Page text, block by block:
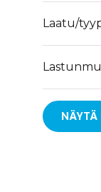
Laatu/
NÄYTÄ